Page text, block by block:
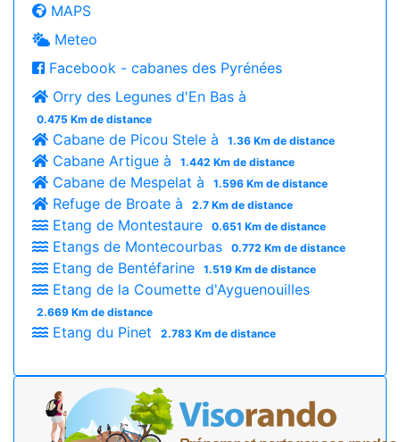
MAPS
Meteo
Facebook - cabanes des Pyrénées
Orry des Legunes d'En Bas à
0.475 Km de distance
Cabane de Picou Stele à 1.36 Km de distance
Cabane Artigue à 1.442 Km de distance
Cabane de Mespelat à 1.596 Km de distance
Refuge de Broate à 2.7 Km de distance
Etang de Montestaure 0.651 Km de distance
Etangs de Montecourbas 0.772 Km de distance
Etang de Bentéfarine 1.519 Km de distance
Etang de la Coumette d'Ayguenouilles
2.669 Km de distance
Etang du Pinet 2.783 Km de distance